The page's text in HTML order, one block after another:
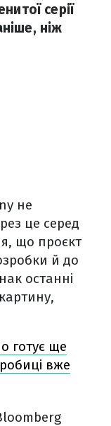
серії
ніж
не
це серед
що проєкт
й до
останні
готує ще
вже